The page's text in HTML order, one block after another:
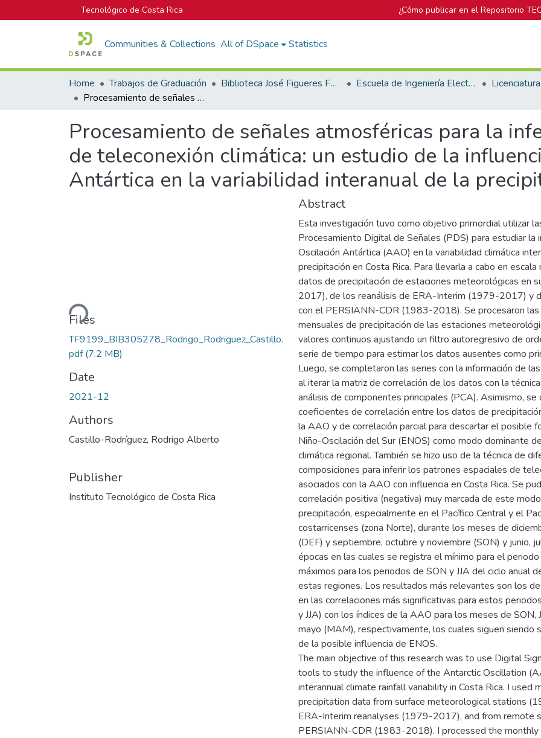
Tecnológico de Costa Rica ¿Cómo publicar en el Repositorio
Communities & Collections All of DSpace Statistics
Home Trabajos de Graduación Biblioteca José Figueres Ferrer
Escuela de Ingeniería Electrónica
Procesamiento de señales atmosféricas para la inferencia de patrones de teleconexión climática: un estudio de la influencia de la Oscilación Antártica en la variabilidad interanual de la precipitación en Costa Rica
Procesamiento de señales atmosféricas para la
de teleconexión climática: un estudio de la
Antártica en la variabilidad interanual de la
Loading...
Files
TF9199_BIB305278_Rodrigo_Rodriguez_Castillo.
pdf(7.2 MB)
Date
2021-12
Authors
Castillo-Rodríguez, Rodrigo Alberto
Publisher
Instituto Tecnológico de Costa Rica
Abstract
Esta investigación tuvo como objetivo primordial utilizar
Procesamiento Digital de Señales (PDS) para estudiar la
Oscilación Antártica (AAO) en la variabilidad climática
precipitación en Costa Rica. Para llevarla a cabo en
datos de precipitación de estaciones meteorológicas en
2017), de los reanálisis de ERA-Interim (1979-2017) y
con el PERSIANN-CDR (1983-2018). Se procesaron
mensuales de precipitación de las estaciones
valores continuos ajustando un filtro autoregresivo de
serie de tiempo para estimar los datos ausentes como
Luego, se completaron las series con la información de
al iterar la matriz de correlación de los datos con la
análisis de componentes principales (PCA). Asimismo, se
coeficientes de correlación entre los datos de
la AAO y de correlación parcial para descartar el posible
Niño-Oscilación del Sur (ENOS) como modo dominante
climática regional. También se hizo uso de la técnica de
composiciones para inferir los patrones espaciales de
asociados con la AAO con influencia en Costa Rica. Se
correlación positiva (negativa) muy marcada de este
precipitación, especialmente en el Pacífico Central y el
costarricenses (zona Norte), durante los meses de
(DEF) y septiembre, octubre y noviembre (SON) y junio,
épocas en las cuales se registra el mínimo para el
máximos para los periodos de SON y JJA del ciclo anual
estas regiones. Los resultados más relevantes son los
en las correlaciones más significativas para estos
y JJA) con los índices de la AAO para los meses de SON,
mayo (MAM), respectivamente, los cuales siguen siendo
de la posible influencia de ENOS.
The main objective of this research was to use Digital
tools to study the influence of the Antarctic Oscillation
interannual climate rainfall variability in Costa Rica. I used
precipitation data from surface meteorological stations
ERA-Interim reanalyses (1979-2017), and from remote
PERSIANN-CDR (1983-2018). I processed the monthly